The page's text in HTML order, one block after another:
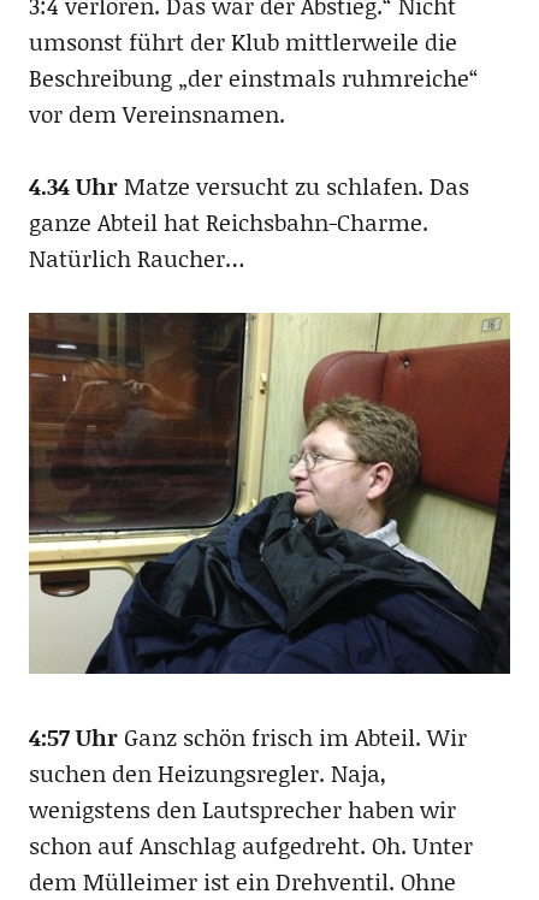
umsonst führt der Klub mittlerweile die
Beschreibung „der einstmals ruhmreiche“
vor dem Vereinsnamen.
4.34 UhrMatze versucht zu schlafen. Das
ganze Abteil hat Reichsbahn-Charme.
Natürlich Raucher…
4:57 UhrGanz schön frisch im Abteil. Wir
suchen den Heizungsregler. Naja,
wenigstens den Lautsprecher haben wir
schon auf Anschlag aufgedreht. Oh. Unter
dem Mülleimer ist ein Drehventil. Ohne